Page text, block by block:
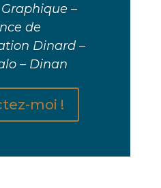
–
de
Dinard –
– Dinan
moi !